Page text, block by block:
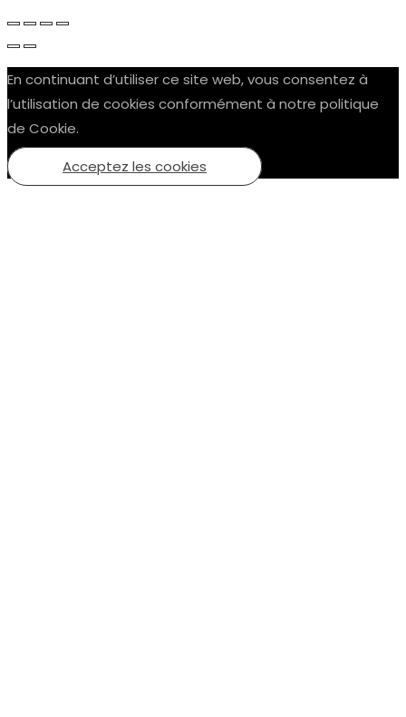
En continuant d’utiliser ce site web, vous consentez à
l’utilisation de cookies conformément à notre politique
de Cookie.
Acceptez les cookies